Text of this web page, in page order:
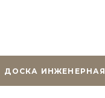
ДОСКА ИНЖЕНЕРНАЯ